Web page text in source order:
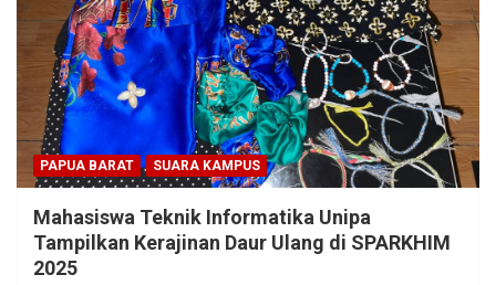
PAPUA BARAT SUARA KAMPUS
Mahasiswa Teknik Informatika Unipa
Tampilkan Kerajinan Daur Ulang di SPARKHIM
2025